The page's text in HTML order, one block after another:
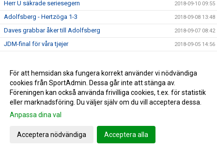
Herr U säkrade seriesegern 2018-09-10 09:55
Adolfsberg - Hertzöga 1-3 2018-09-08 13:48
Daves grabbar åker till Adolfsberg 2018-09-07 08:42
JDM-final för våra tjejer 2018-09-05 14:56
Pontus Johansson och Maria Busk inspirerar 2018-08-28 12:22
Utlottade priser från Målkronan 2018-08-20 08:33
Tung förlust för herrlaget mot FF 2018-08-18 15:00
Hertzögakronan Lördag 18/8
Mv utbildning flyttad
För att hemsidan ska fungera korrekt använder vi nödvändiga
cookies från SportAdmin. Dessa går inte att stänga av.
Föreningen kan också använda frivilliga cookies, t.ex. för statistik
eller marknadsföring. Du väljer själv om du vill acceptera dessa.
Anpassa dina val
Acceptera nödvändiga Acceptera alla